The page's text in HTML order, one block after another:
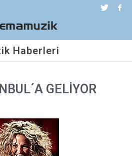
Haberleri
GELİYOR